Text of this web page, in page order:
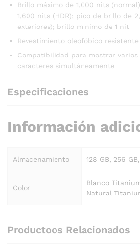
Brillo máximo de 1,000 nits
1,600 nits (HDR); pico de brillo de
exteriores); brillo mínimo de 1 nit
Revestimiento oleofóbico
Compatibilidad para mostrar varios
caracteres simultáneamente
Especificaciones
Información
Almacenamiento 128 GB, 256
Color
Blanco
Natural
Productoos Relacionados